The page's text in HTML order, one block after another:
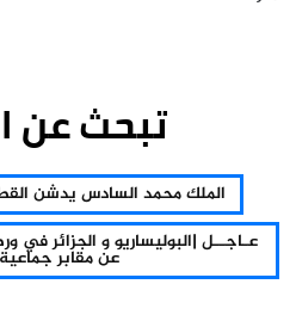
تبحث عن
الملك محمد السادس يدشن
عـاجــل |البوليساريو و الجزائر
عن مقابر